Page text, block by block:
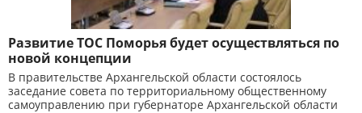
Развитие ТОС Поморья будет осуществляться по
новой концепции
В правительстве Архангельской области состоялось
заседание совета по территориальному общественному
самоуправлению при губернаторе Архангельской области